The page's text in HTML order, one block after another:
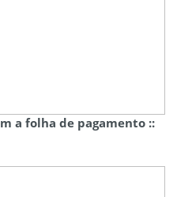
a folha de pagamento ::